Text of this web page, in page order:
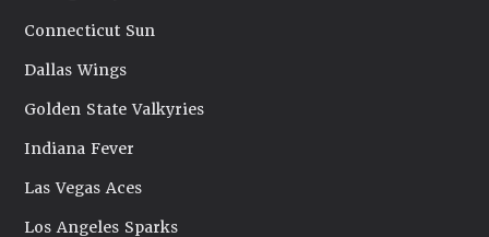
Connecticut Sun
Dallas Wings
Golden State Valkyries
Indiana Fever
Las Vegas Aces
Los Angeles Sparks